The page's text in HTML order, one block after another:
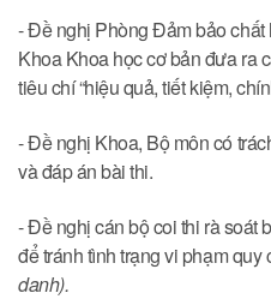
- Đề nghị Phòng Đảm bảo chất
Khoa Khoa học cơ bản đưa ra
tiêu chí “hiệu quả, tiết kiệm,
- Đề nghị Khoa, Bộ môn có
và đáp án bài thi.
- Đề nghị cán bộ coi thi rà soát
để tránh tình trạng vi phạm quy
danh).